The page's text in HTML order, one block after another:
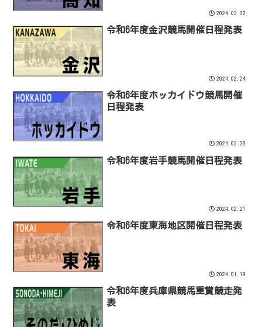
2024.03.02
令和6年度金沢競馬開催日程発表
2024.02.24
令和6年度ホッカイドウ競馬開催
日程発表
2024.02.23
令和6年度岩手競馬開催日程発表
2024.02.21
令和6年度東海地区開催日程発表
2024.01.19
令和6年度兵庫県競馬重賞競走発
表